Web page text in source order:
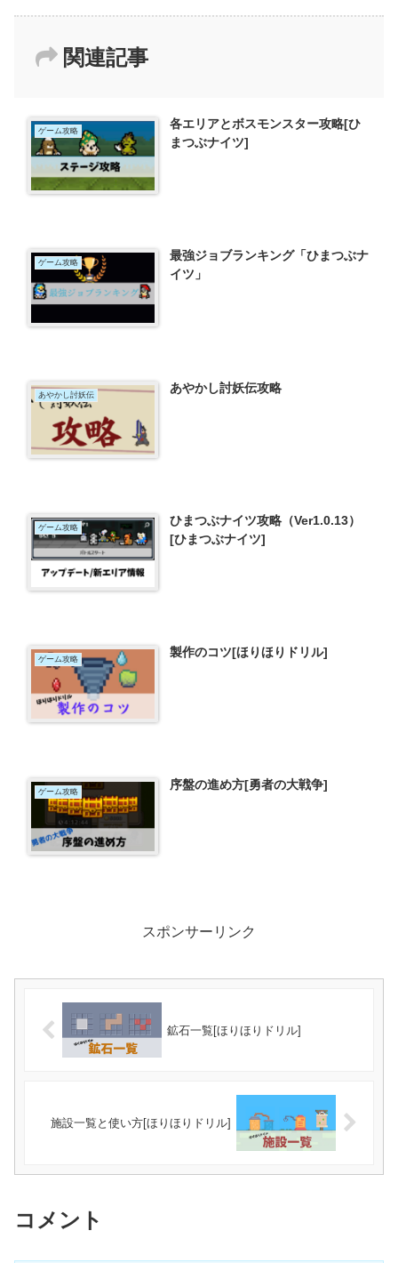
関連記事
ゲーム攻略
各エリアとボスモンスター攻略[ひ
まつぶナイツ]
ゲーム攻略
最強ジョブランキング「ひまつぶナ
イツ」
あやかし討妖伝 あやかし討妖伝攻略
ゲーム攻略
ひまつぶナイツ攻略（Ver1.0.13）
[ひまつぶナイツ]
ゲーム攻略 製作のコツ[ほりほりドリル]
ゲーム攻略 序盤の進め方[勇者の大戦争]
スポンサーリンク
鉱石一覧[ほりほりドリル]
施設一覧と使い方[ほりほりドリル]
コメント